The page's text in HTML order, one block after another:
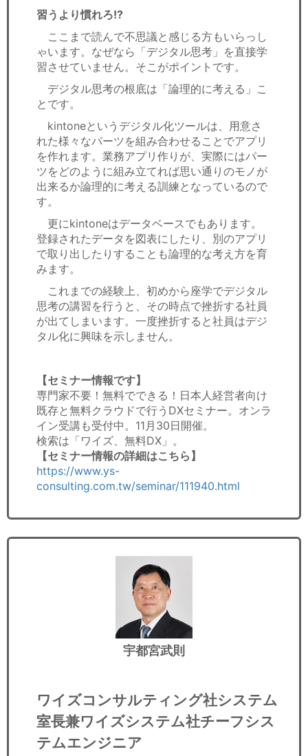
習うより慣れろ!?
ここまで読んで不思議と感じる方もいらっし
ゃいます。なぜなら「デジタル思考」を直接学
習させていません。そこがポイントです。
デジタル思考の根底は「論理的に考える」こ
とです。
kintoneというデジタル化ツールは、用意さ
れた様々なパーツを組み合わせることでアプリ
を作れます。業務アプリ作りが、実際にはパー
ツをどのように組み立てれば思い通りのモノが
出来るか論理的に考える訓練となっているので
す。
更にkintoneはデータベースでもあります。
登録されたデータを図表にしたり、別のアプリ
で取り出したりすることも論理的な考え方を育
みます。
これまでの経験上、初めから座学でデジタル
思考の講習を行うと、その時点で挫折する社員
が出てしまいます。一度挫折すると社員はデジ
タル化に興味を示しません。
【セミナー情報です】
専門家不要！無料でできる！日本人経営者向け
既存と無料クラウドで行うDXセミナー。オンラ
イン受講も受付中。11月30日開催。
検索は「ワイズ、無料DX」。
【セミナー情報の詳細はこちら】
https://www.ys-
consulting.com.tw/seminar/111940.html
宇都宮武則
ワイズコンサルティング社システム
室長兼ワイズシステム社チーフシス
テムエンジニア